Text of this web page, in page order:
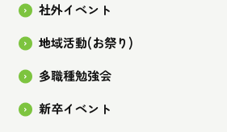
社外イベント
地域活動(お祭り)
多職種勉強会
新卒イベント